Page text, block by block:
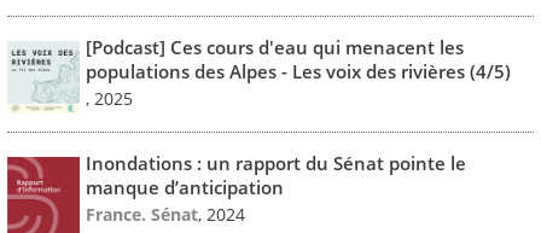
[Podcast] Ces cours d'eau qui menacent les
populations des Alpes - Les voix des rivières (4/5)
, 2025
Inondations : un rapport du Sénat pointe le
manque d’anticipation
France. Sénat, 2024